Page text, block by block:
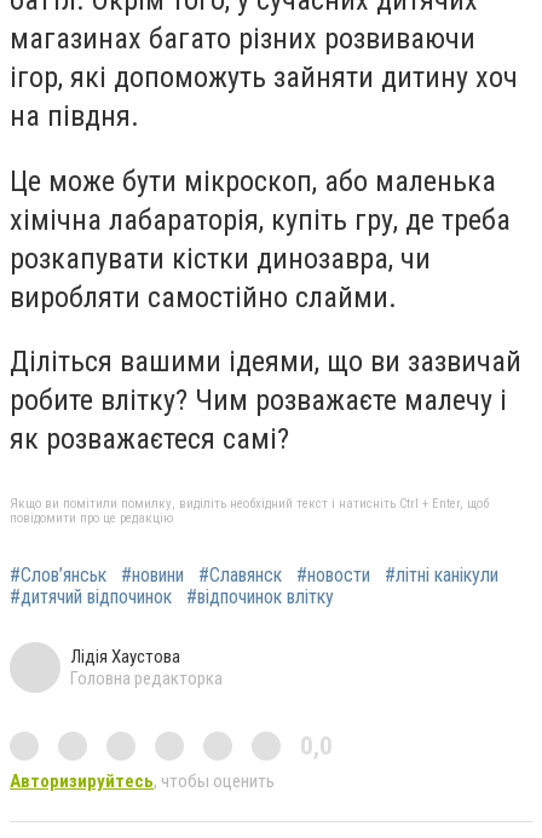
магазинах багато різних розвиваючи
ігор, які допоможуть зайняти дитину хоч
на півдня.
Це може бути мікроскоп, або маленька
хімічна лабараторія, купіть гру, де треба
розкапувати кістки динозавра, чи
виробляти самостійно слайми.
Діліться вашими ідеями, що ви зазвичай
робите влітку? Чим розважаєте малечу і
як розважаєтеся самі?
Якщо ви помітили помилку, виділіть необхідний текст і натисніть Ctrl + Enter, щоб
повідомити про це редакцію
#Слов’янськ #новини #Славянск #новости
#літні канікули
#дитячий відпочинок
#відпочинок влітку
Лідія Хаустова
Головна редакторка
0,0
Авторизируйтесь, чтобы оценить